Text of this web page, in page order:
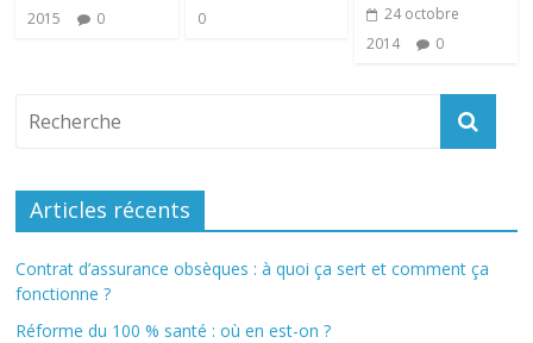
2015
0
0
24 octobre
2014
0
Articles récents
Contrat d’assurance obsèques : à quoi ça sert et comment ça
fonctionne ?
Réforme du 100 % santé : où en est-on ?